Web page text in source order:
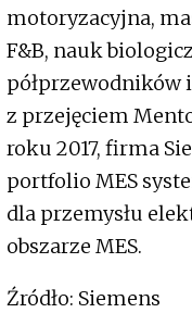
motoryzacyjna,
F&B, nauk
półprzewodników
z przejęciem
roku 2017, firma
portfolio MES
dla przemysłu
obszarze MES.
Źródło: Siemens